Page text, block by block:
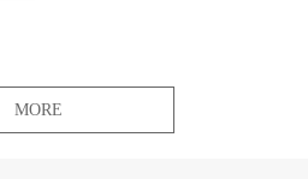
MORE